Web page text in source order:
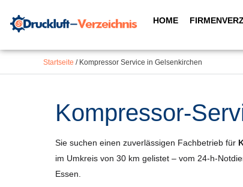
springen
Inhalt
HOME
Startseite / Kompressor Service in Gelsenkirchen
Kompressor-
Sie suchen einen zuverlässigen Fachbetrieb für
im Umkreis von 30 km gelistet – vom 24-h-
Essen.